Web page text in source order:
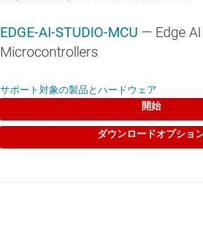
ト、デュアル電源電圧バス トランシーバ
SN74LV1T34 — 単一電源、バッファ ロジック
EDGE-AI-STUDIO-MCU — Edge
Microcontrollers
サポート対象の製品とハードウェア
開始
ダウンロードオプショ